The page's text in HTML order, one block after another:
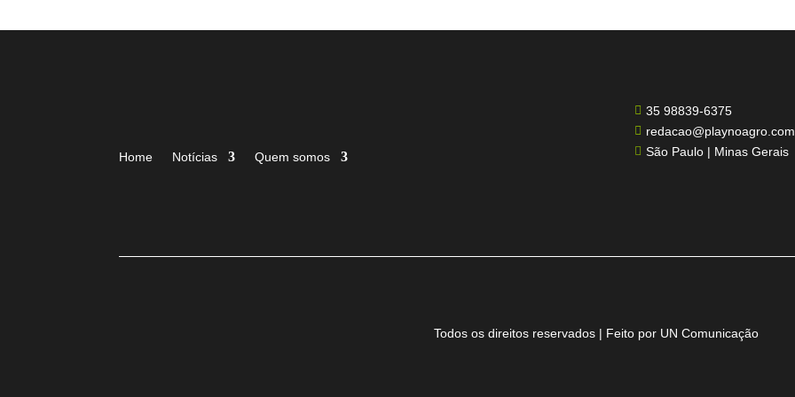
Home Notícias Quem somos
 35 98839-6375

 São Paulo | Minas Gerais
Todos os direitos reservados | Feito por UN Comunicação